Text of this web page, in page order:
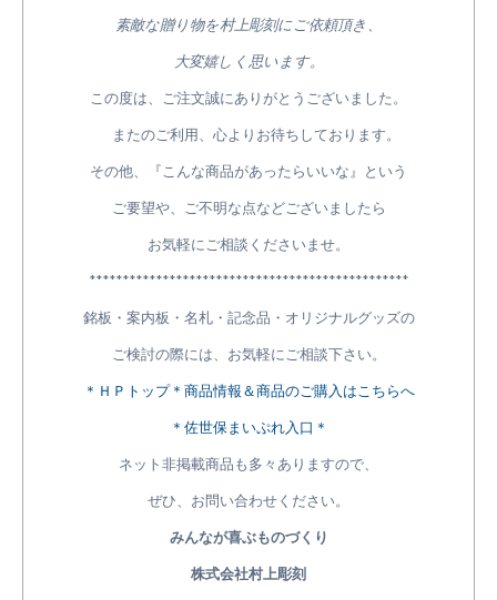
素敵な贈り物を村上彫刻にご依頼頂き、
大変嬉しく思います。
この度は、ご注文誠にありがとうございました。
またのご利用、心よりお待ちしております。
その他、『こんな商品があったらいいな』という
ご要望や、ご不明な点などございましたら
お気軽にご相談くださいませ。
************************************************
銘板・案内板・名札・記念品・オリジナルグッズの
ご検討の際には、お気軽にご相談下さい。
＊ＨＰトップ＊商品情報＆商品のご購入はこちらへ
＊佐世保まいぷれ入口＊
ネット非掲載商品も多々ありますので、
ぜひ、お問い合わせください。
みんなが喜ぶものづくり
株式会社村上彫刻